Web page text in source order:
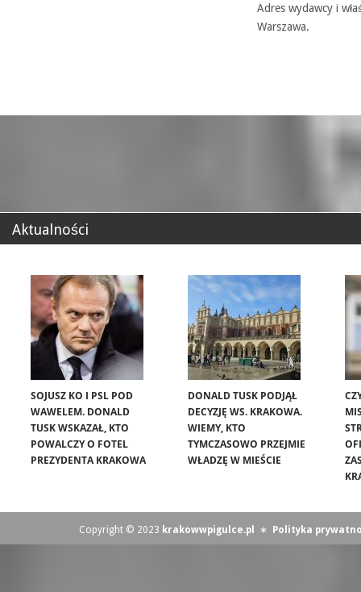
Adres wydawcy i
Warszawa.
Aktualności
SOJUSZ KO I PSL POD
WAWELEM. DONALD
TUSK WSKAZAŁ, KTO
POWALCZY O FOTEL
PREZYDENTA KRAKOWA
DONALD TUSK PODJĄŁ
DECYZJĘ WS. KRAKOWA.
WIEMY, KTO
TYMCZASOWO PRZEJMIE
WŁADZĘ W MIEŚCIE
Copyright © 2023 krakowwpigulce.pl ∗ Polityka